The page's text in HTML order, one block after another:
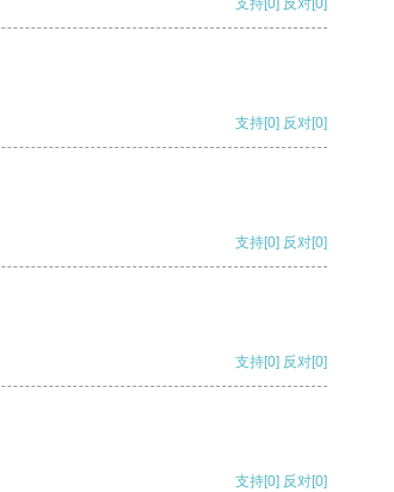
支持 [0] 反对 [0]
支持[0] 反对[0]
支持[0] 反对[0]
支持[0] 反对[0]
支持[0] 反对[0]